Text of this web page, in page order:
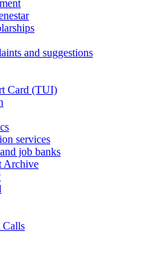
and suggestions
Card (TUI)
services
job banks
Archive
Calls